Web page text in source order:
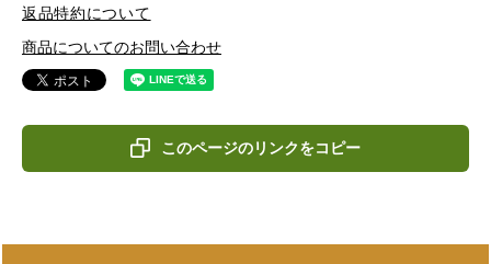
返品特約について
商品についてのお問い合わせ
このページのリンクをコピー